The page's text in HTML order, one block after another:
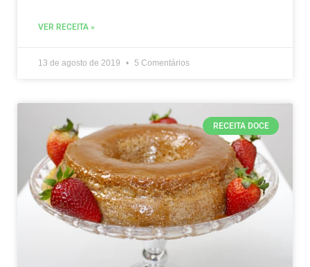
VER RECEITA »
13 de agosto de 2019 5 Comentários
RECEITA DOCE